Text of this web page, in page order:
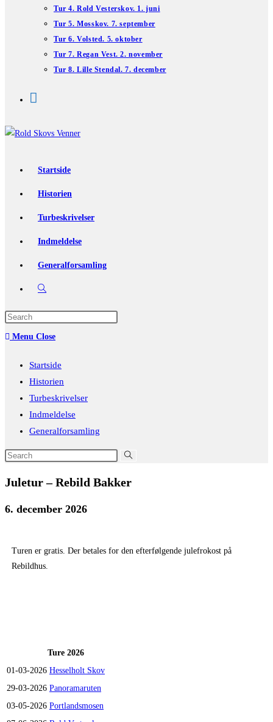
Tur 4. Rold Vesterskov. 1. juni
Tur 5. Mosskov. 7. september
Tur 6. Volsted. 5. oktober
Tur 7. Regan Vest. 2. november
Tur 8. Lille Stendal. 7. december
Startside
Historien
Turbeskrivelser
Indmeldelse
Generalforsamling
Toggle
website
search
Menu Close
Startside
Historien
Turbeskrivelser
Indmeldelse
Generalforsamling
Search
website
Juletur – Rebild Bakker
6. december 2026
Turen er gratis. Der betales for den efterfølgende julefrokost på
Rebildhus.
Ture 2026
01-03-2026 Hesselholt Skov
29-03-2026 Panoramaruten
03-05-2026 Portlandsmosen